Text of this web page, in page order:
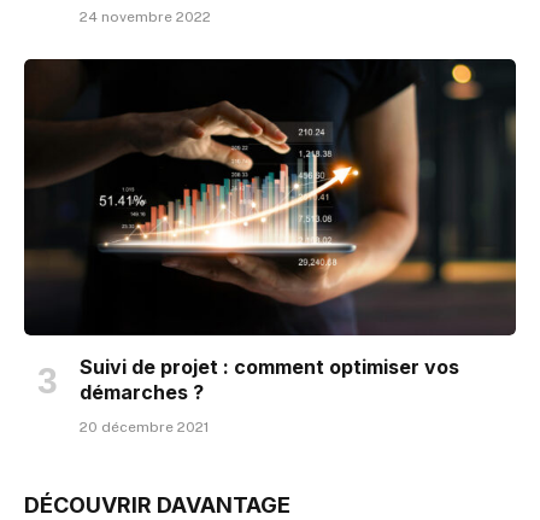
24 novembre 2022
Suivi de projet : comment optimiser vos
démarches ?
20 décembre 2021
DÉCOUVRIR DAVANTAGE